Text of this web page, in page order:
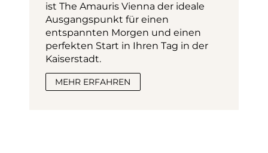
ist The Amauris Vienna der ideale
Ausgangspunkt für einen
entspannten Morgen und einen
perfekten Start in Ihren Tag in der
Kaiserstadt.
MEHR ERFAHREN